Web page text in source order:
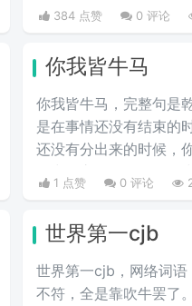
歌词却代表了“滚”，成
384 点赞 0 评论
你我皆牛马
你我皆牛马，完整句是
是在事情还没有结束的
还没有分出来的时候，
活中，永远不要轻易的
知道，在生活的下一个
的，也不要因为一时的
1 点赞 0 评论
世界第一cjb
世界第一cjb，网络词
不符，全是靠吹牛罢了